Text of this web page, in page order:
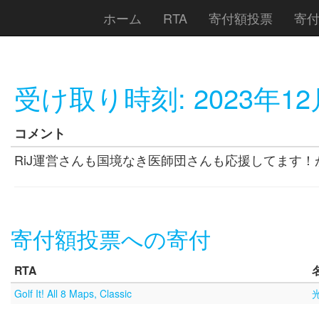
ホーム RTA 寄付額投票 寄
受け取り時刻: 2023年
コメント
RiJ運営さんも国境なき医師団さんも応援してます
寄付額投票への寄付
RTA
Golf It! All 8 Maps, Classic